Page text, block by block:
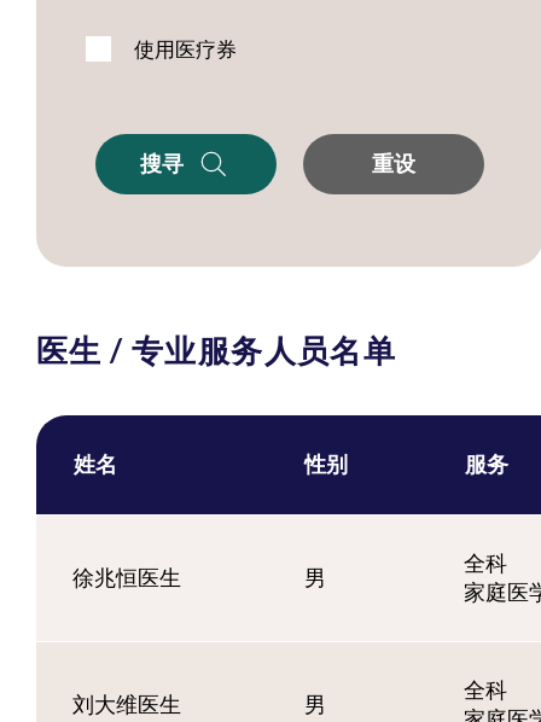
使用医疗券
搜寻 重设
医生 / 专业服务人员名单
姓名 性别 服务
徐兆恒医生 男
全科
家庭医
刘大维医生 男
全科